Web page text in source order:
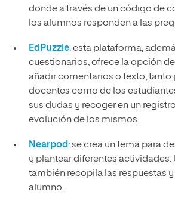
donde a través de un código de
los alumnos responden a las
EdPuzzle: esta plataforma,
cuestionarios, ofrece la opción
añadir comentarios o texto, tanto
docentes como de los
sus dudas y recoger en un
evolución de los mismos.
Nearpod: se crea un tema para
y plantear diferentes actividades.
también recopila las respuestas y
alumno.